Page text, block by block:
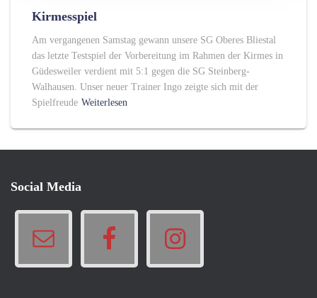
Kirmesspiel
Am vergangenen Samstag gewann unsere SG Oberes Bliestal
das letzte Testspiel der Vorbereitung im Rahmen der Kirmes in
Güdesweiler verdient mit 5:1 gegen die SG Steinberg-
Walhausen. Unser neuer Trainer Ingo zeigte sich mit der
Spielfreude Weiterlesen
Social Media